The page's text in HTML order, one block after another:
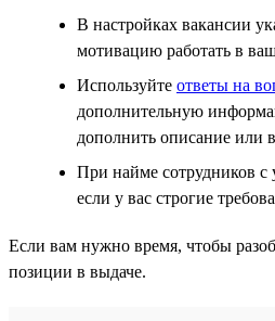
В настройках вакансии
мотивацию работать в
Используйте ответы на
дополнительную
дополнить описание или
При найме сотрудников с
если у вас строгие
Если вам нужно время, чтобы
позиции в выдаче.